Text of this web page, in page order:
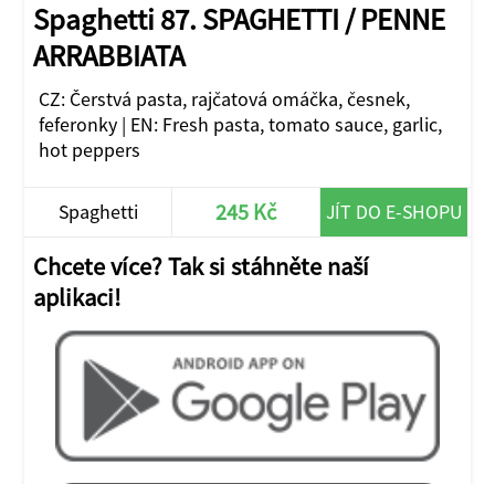
Spaghetti 87. SPAGHETTI / PENNE
ARRABBIATA
CZ: Čerstvá pasta, rajčatová omáčka, česnek,
feferonky | EN: Fresh pasta, tomato sauce, garlic,
hot peppers
Spaghetti 245 Kč JÍT DO E-SHOPU
Chcete více? Tak si stáhněte naší
aplikaci!